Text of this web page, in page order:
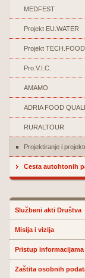
MEDFEST
Projekt EU.WATER
Projekt TECH.FOOD
Pro.V.I.C.
AMAMO
ADRIA FOOD
RURALTOUR
Projektiranje i
Cesta autohtonih
Službeni akti Društva
Misija i vizija
Pristup informacijama
Zaštita osobnih